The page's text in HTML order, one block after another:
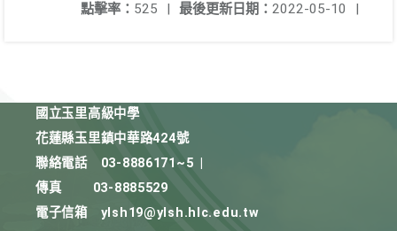
最後更新日期： 2022-05-10 |
點擊率： 525 |
國立玉里高級中學
花蓮縣玉里鎮中華路424號
聯絡電話
03-8886171~5
傳真
03-8885529
電子信箱
ylsh19@ylsh.hlc.edu.tw